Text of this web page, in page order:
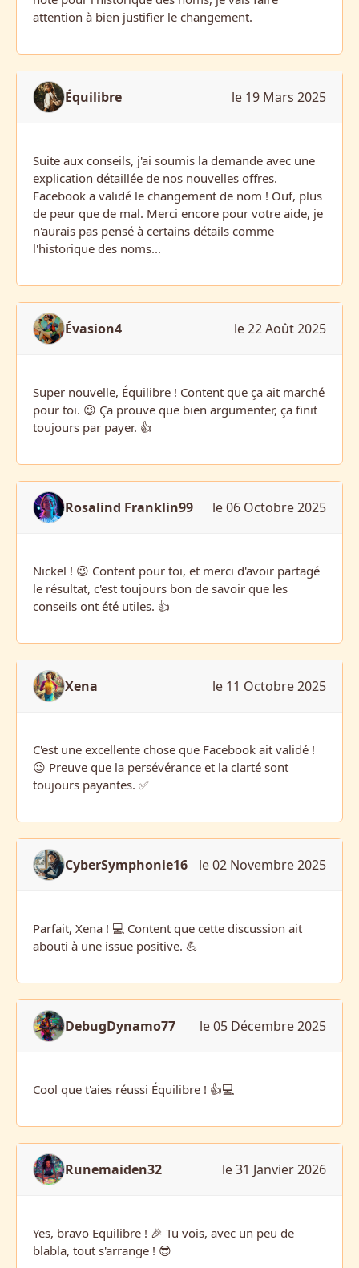
attention à bien justifier le changement.
Équilibre le 19 Mars 2025
Suite aux conseils, j'ai soumis la demande avec une
explication détaillée de nos nouvelles offres.
Facebook a validé le changement de nom ! Ouf, plus
de peur que de mal. Merci encore pour votre aide, je
n'aurais pas pensé à certains détails comme
l'historique des noms...
Évasion4 le 22 Août 2025
Super nouvelle, Équilibre ! Content que ça ait marché
pour toi. 😉 Ça prouve que bien argumenter, ça finit
toujours par payer. 👍
Rosalind Franklin99 le 06 Octobre 2025
Nickel ! 😉 Content pour toi, et merci d'avoir partagé
le résultat, c'est toujours bon de savoir que les
conseils ont été utiles. 👍
Xena le 11 Octobre 2025
C'est une excellente chose que Facebook ait validé !
😉 Preuve que la persévérance et la clarté sont
toujours payantes. ✅
CyberSymphonie16 le 02 Novembre 2025
Parfait, Xena ! 💻 Content que cette discussion ait
abouti à une issue positive. 💪
DebugDynamo77 le 05 Décembre 2025
Cool que t'aies réussi Équilibre ! 👍💻
Runemaiden32 le 31 Janvier 2026
Yes, bravo Equilibre ! 🎉 Tu vois, avec un peu de
blabla, tout s'arrange ! 😎